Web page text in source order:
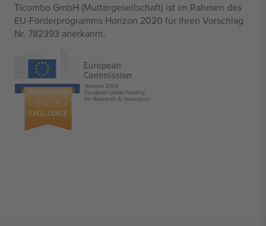
Ticombo GmbH (Muttergesellschaft) ist im Rahmen des
EU-Förderprogramms Horizon 2020 für ihren Vorschlag
Nr. 782393 anerkannt.